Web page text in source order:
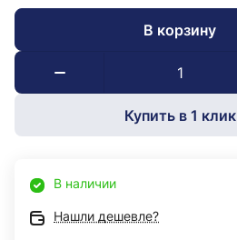
В корзину
Купить в 1 клик
В наличии
Нашли дешевле?